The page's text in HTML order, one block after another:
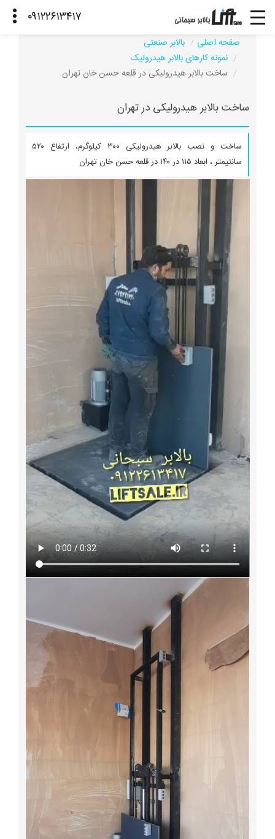
صفحه اصلی
بالابر صنعتی
نمونه کارهای بالابر هیدرولیک
ساخت بالابر هیدرولیکی در قلعه حسن خان تهران
ساخت بالابر هیدرولیکی در تهران
ساخت و نصب بالابر هیدرولیکی ۳۰۰ کیلوگرم، ارتفاع ۵۲۰
سانتیمتر ، ابعاد ۱۱۵ در ۱۴۰ در قلعه حسن خان تهران